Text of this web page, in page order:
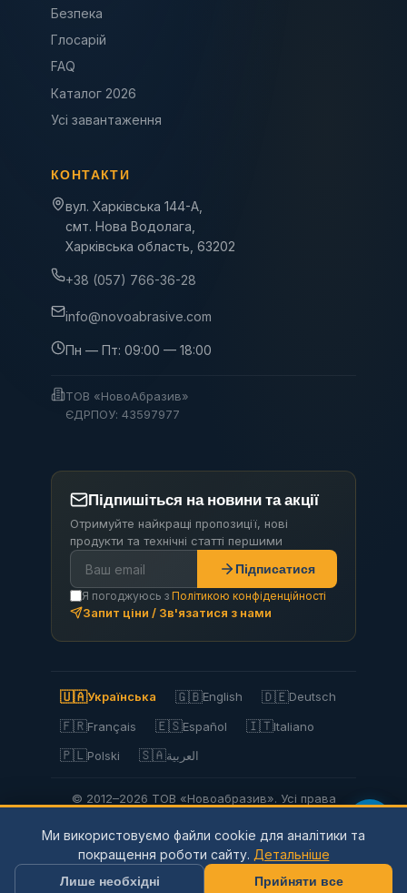
Безпека
Глосарій
FAQ
Каталог 2026
Усі завантаження
КОНТАКТИ
вул. Харківська 144-А,
смт. Нова Водолага,
Харківська область, 63202
+38 (057) 766-36-28
info@novoabrasive.com
Пн — Пт: 09:00 — 18:00
ТОВ «НовоАбразив»
ЄДРПОУ: 43597977
Підпишіться на новини та акції
Отримуйте найкращі пропозиції, нові
продукти та технічні статті першими
Підписатися
Я погоджуюсь з Політикою конфіденційності
Запит ціни / Зв'язатися з нами
🇺🇦Українська 🇬🇧English 🇩🇪Deutsch
🇫🇷Français 🇪🇸Español 🇮🇹Italiano
🇵🇱Polski 🇸🇦العربية
© 2012–2026 ТОВ «Новоабразив». Усі права
Privacy PolicyПолітика конфіденційності
Використання файлів cookieУмови використання
Доставка та оплата
Повернення Мапа сайту
Ми використовуємо файли cookie для аналітики та
покращення роботи сайту. Детальніше
Лише необхідні Прийняти все